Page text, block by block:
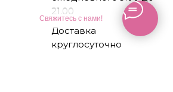
Свяжитесь с нами!
21.00
Доставка
круглосуточно